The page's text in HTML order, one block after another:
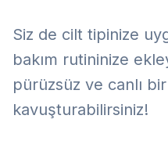
Siz de cilt tipinize
bakım rutininize
pürüzsüz ve canlı
kavuşturabilirsiniz!